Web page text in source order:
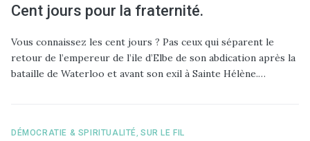
Cent jours pour la fraternité.
Vous connaissez les cent jours ? Pas ceux qui séparent le
retour de l’empereur de l’ile d’Elbe de son abdication après la
bataille de Waterloo et avant son exil à Sainte Hélène.…
DÉMOCRATIE & SPIRITUALITÉ SUR LE FIL